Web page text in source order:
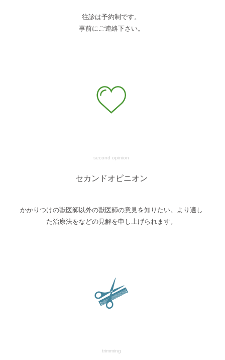
往診は予約制です。
事前にご連絡下さい。
second opinion
セカンドオピニオン
かかりつけの獣医師以外の獣医師の意見を知りたい。より適し
た治療法をなどの見解を申し上げられます。
trimming